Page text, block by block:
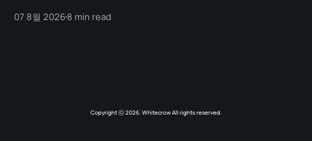
으로 쭉 뻗은 메타세쿼이아 길 사이로 찰랑거리는 아침 햇살
07 8월 20268 min read
Copyright ⓒ 2026. Whitecrow All rights reserved.